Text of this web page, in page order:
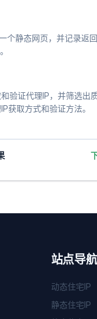
静态网页，并记录返
验证代理IP，并筛选出
获取方式和验证方法。
站点导航
动态住宅IP
静态住宅IP